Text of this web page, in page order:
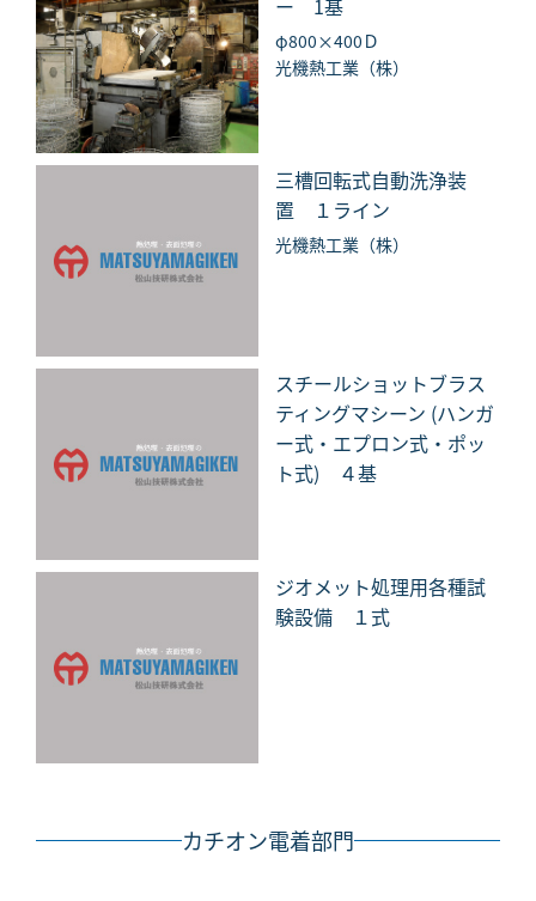
ー 1基
φ800×400Ｄ
光機熱工業（株）
三槽回転式自動洗浄装
置 １ライン
光機熱工業（株）
スチールショットブラス
ティングマシーン (ハンガ
ー式・エプロン式・ポッ
ト式) ４基
ジオメット処理用各種試
験設備 １式
カチオン電着部門